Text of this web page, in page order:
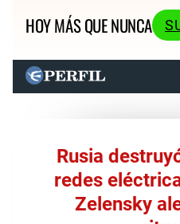
HOY MÁS QUE NUNCA
Rusia
redes
Zelensky